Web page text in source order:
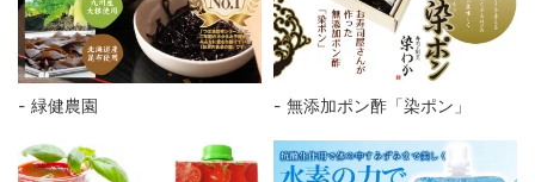
緑健農園 無添加ポン酢「染ポン」